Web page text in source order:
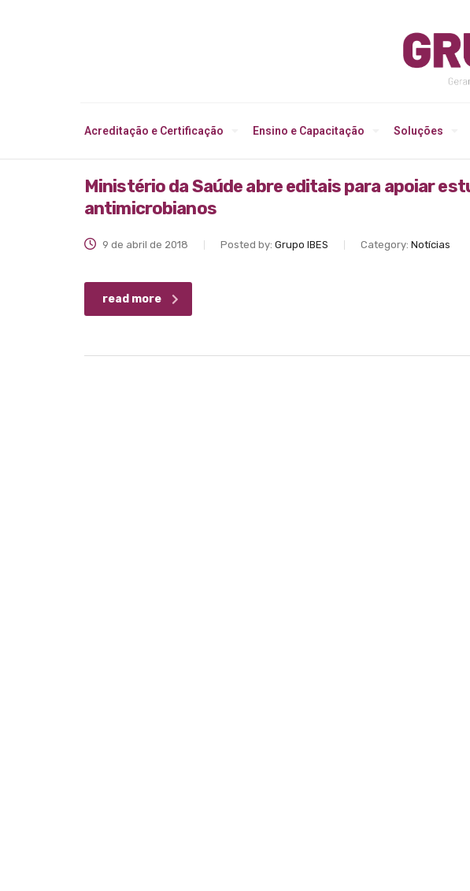
Acreditação e Certificação Ensino e Capacitação Soluções
Ministério da Saúde abre editais para apoiar
antimicrobianos
9 de abril de 2018 Posted by: Grupo IBES Category: Notícias
read more